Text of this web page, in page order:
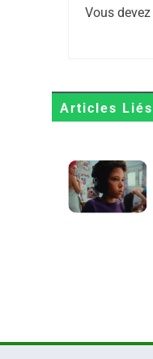
Vous devez
Articles Liés